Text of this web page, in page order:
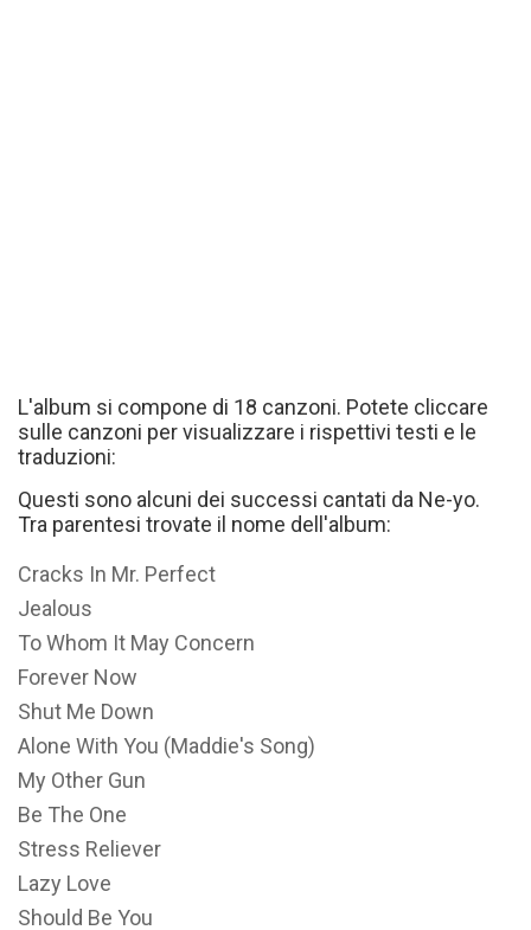
L'album si compone di 18 canzoni. Potete cliccare
sulle canzoni per visualizzare i rispettivi testi e le
traduzioni:
Questi sono alcuni dei successi cantati da Ne-yo.
Tra parentesi trovate il nome dell'album:
Cracks In Mr. Perfect
Jealous
To Whom It May Concern
Forever Now
Shut Me Down
Alone With You (Maddie's Song)
My Other Gun
Be The One
Stress Reliever
Lazy Love
Should Be You